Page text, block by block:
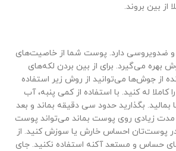
از بین بروند.
ضدویروسی دارد. پوست شما از خاصیت‌های
بهره می‌گیرد. برای از بین بردن لکه‌های
از جوش‌ها می‌توانید از روش زیر استفاده
حبه سیر را کاملا له‌ کنید. با استفاده از کمی پنبه، آب
بگذارید حدود سی دقیقه بماند و بعد
مدت زیادی روی پوست بماند می‌تواند پوست
پوست‌تان احساس خارش یا سوزش کنید. از
حساس و مستعد آکنه استفاده نکنید. جای